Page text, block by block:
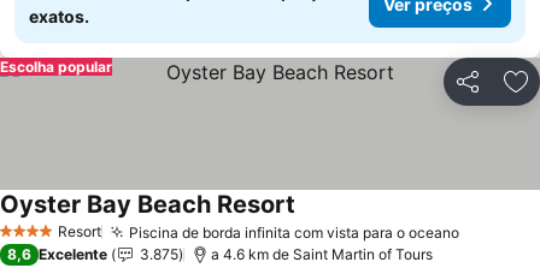
exatos.
Partilhar
Escolha popular
4 EstrelasResort Piscina de borda infinita com vista para o oceano
Oyster Bay Beach Resort
8,6 Excelente 3.875 a 4.6 km de Saint Martin of Tours